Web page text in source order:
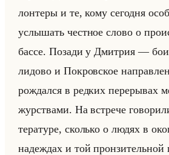
лон­те­ры и те, кому се­год­ня
услы­шать чест­ное слово о
бас­се. По­за­ди у Дмит­рия —
ли­до­во и По­кров­ское
рож­дал­ся в ред­ких пе­ре­ры­вах
жур­ства­ми. На встре­че
те­ра­ту­ре, сколько о людях в
на­деж­дах и той